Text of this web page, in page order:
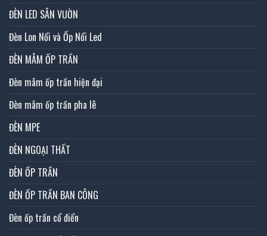
ĐÈN LED SÂN VƯỜN
Đèn Lon Nổi và Ốp Nổi Led
ĐÈN MÂM ỐP TRẦN
Đèn mâm ốp trần hiện đại
Đèn mâm ốp trần pha lê
ĐÈN MPE
ĐÈN NGOẠI THẤT
ĐÈN ỐP TRẦN
ĐÈN ỐP TRẦN BAN CÔNG
Đèn ốp trần cổ điển